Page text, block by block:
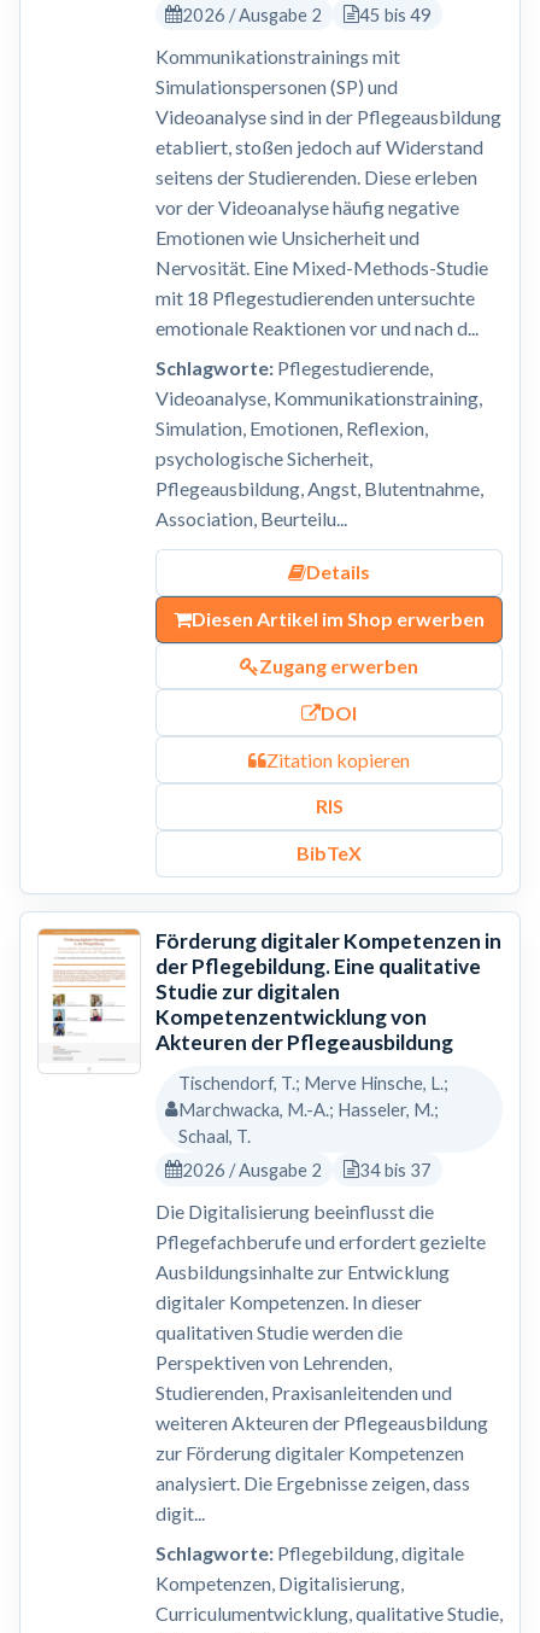
2026 / Ausgabe 2 45 bis 49
Kommunikationstrainings mit
Simulationspersonen (SP) und
Videoanalyse sind in der Pflegeausbildung
etabliert, stoßen jedoch auf Widerstand
seitens der Studierenden. Diese erleben
vor der Videoanalyse häufig negative
Emotionen wie Unsicherheit und
Nervosität. Eine Mixed-Methods-Studie
mit 18 Pflegestudierenden untersuchte
emotionale Reaktionen vor und nach d...
Schlagworte:Pflegestudierende,
Videoanalyse, Kommunikationstraining,
Simulation, Emotionen, Reflexion,
psychologische Sicherheit,
Pflegeausbildung, Angst, Blutentnahme,
Association, Beurteilu...
Details
Diesen Artikel im Shop erwerben
Zugang erwerben
DOI
Zitation kopieren
RIS
BibTeX
Förderung digitaler Kompetenzen in
der Pflegebildung. Eine qualitative
Studie zur digitalen
Kompetenzentwicklung von
Akteuren der Pflegeausbildung
Tischendorf, T.; Merve Hinsche, L.;
Marchwacka, M.-A.; Hasseler, M.;
Schaal, T.
2026 / Ausgabe 2
34 bis 37
Die Digitalisierung beeinflusst die
Pflegefachberufe und erfordert gezielte
Ausbildungsinhalte zur Entwicklung
digitaler Kompetenzen. In dieser
qualitativen Studie werden die
Perspektiven von Lehrenden,
Studierenden, Praxisanleitenden und
weiteren Akteuren der Pflegeausbildung
zur Förderung digitaler Kompetenzen
analysiert. Die Ergebnisse zeigen, dass
digit...
Schlagworte:Pflegebildung, digitale
Kompetenzen, Digitalisierung,
Curriculumentwicklung, qualitative Studie,